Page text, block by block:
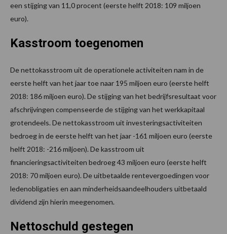
een stijging van 11,0 procent (eerste helft 2018: 109 miljoen
euro).
Kasstroom toegenomen
De nettokasstroom uit de operationele activiteiten nam in de
eerste helft van het jaar toe naar 195 miljoen euro (eerste helft
2018: 186 miljoen euro). De stijging van het bedrijfsresultaat voor
afschrijvingen compenseerde de stijging van het werkkapitaal
grotendeels. De nettokasstroom uit investeringsactiviteiten
bedroeg in de eerste helft van het jaar -161 miljoen euro (eerste
helft 2018: -216 miljoen). De kasstroom uit
financieringsactiviteiten bedroeg 43 miljoen euro (eerste helft
2018: 70 miljoen euro). De uitbetaalde rentevergoedingen voor
ledenobligaties en aan minderheidsaandeelhouders uitbetaald
dividend zijn hierin meegenomen.
Nettoschuld gestegen